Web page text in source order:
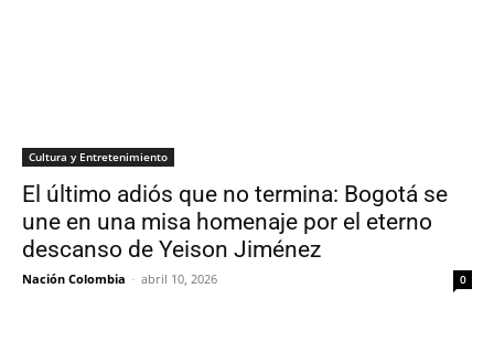
Cultura y Entretenimiento
El último adiós que no termina: Bogotá se
une en una misa homenaje por el eterno
descanso de Yeison Jiménez
Nación Colombia - abril 10, 2026 0